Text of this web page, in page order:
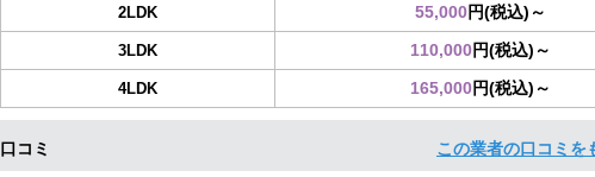
2LDK 55,000円(税込)～
3LDK 110,000円(税込)～
4LDK 165,000円(税込)～
口コミ この業者の口コミ